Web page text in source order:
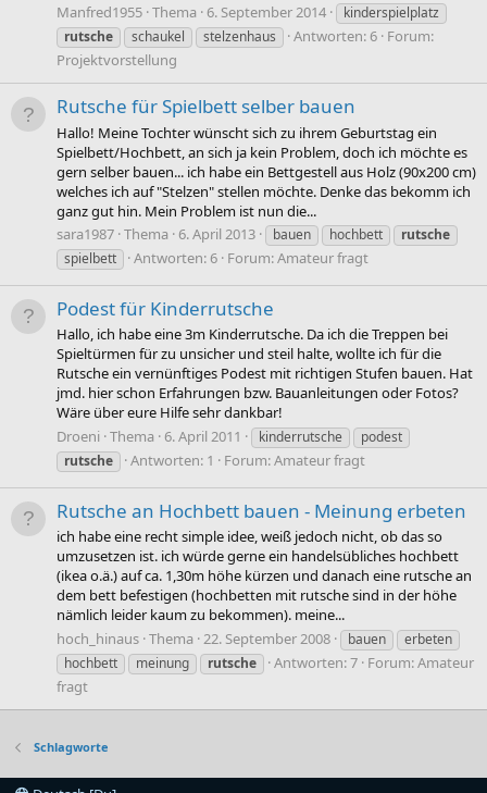
Manfred1955 Thema 6. September 2014
kinderspielplatz
rutsche
schaukel stelzenhaus Antworten: 6 Forum:
Projektvorstellung
Rutsche für Spielbett selber bauen
Hallo! Meine Tochter wünscht sich zu ihrem Geburtstag ein
Spielbett/Hochbett, an sich ja kein Problem, doch ich möchte es
gern selber bauen... ich habe ein Bettgestell aus Holz (90x200 cm)
welches ich auf "Stelzen" stellen möchte. Denke das bekomm ich
ganz gut hin. Mein Problem ist nun die...
sara1987 Thema 6. April 2013 bauen hochbett
rutsche
spielbett
Antworten: 6 Forum:Amateur fragt
Podest für Kinderrutsche
Hallo, ich habe eine 3m Kinderrutsche. Da ich die Treppen bei
Spieltürmen für zu unsicher und steil halte, wollte ich für die
Rutsche ein vernünftiges Podest mit richtigen Stufen bauen. Hat
jmd. hier schon Erfahrungen bzw. Bauanleitungen oder Fotos?
Wäre über eure Hilfe sehr dankbar!
Droeni Thema 6. April 2011 kinderrutsche
podest
rutsche
Antworten: 1 Forum:Amateur fragt
Rutsche an Hochbett bauen - Meinung erbeten
ich habe eine recht simple idee, weiß jedoch nicht, ob das so
umzusetzen ist. ich würde gerne ein handelsübliches hochbett
(ikea o.ä.) auf ca. 1,30m höhe kürzen und danach eine rutsche an
dem bett befestigen (hochbetten mit rutsche sind in der höhe
nämlich leider kaum zu bekommen). meine...
hoch_hinaus Thema 22. September 2008 bauen
erbeten
hochbett
meinung rutsche Antworten: 7 Forum:Amateur
fragt
Schlagworte